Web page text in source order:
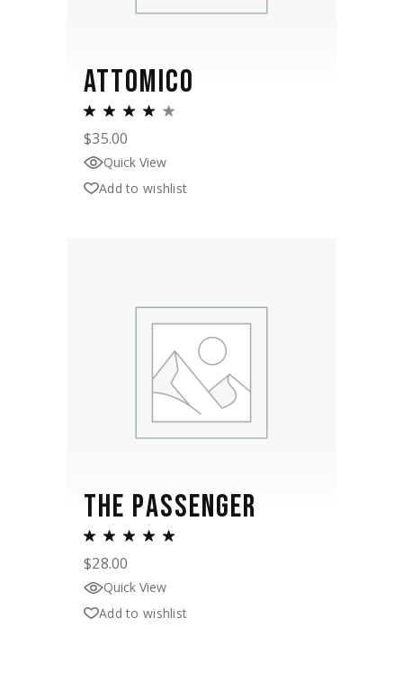
ATTOMICO
$35.00
Quick View
Add to wishlist
THE PASSENGER
$28.00
Quick View
Add to wishlist